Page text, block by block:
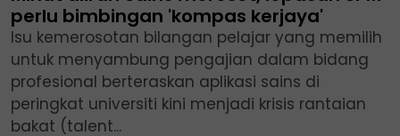
perlu bimbingan 'kompas kerjaya'
Isu kemerosotan bilangan pelajar yang memilih
untuk menyambung pengajian dalam bidang
profesional berteraskan aplikasi sains di
peringkat universiti kini menjadi krisis rantaian
bakat (talent...